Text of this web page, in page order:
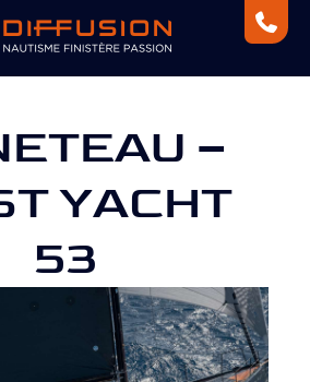
–
YACHT
53